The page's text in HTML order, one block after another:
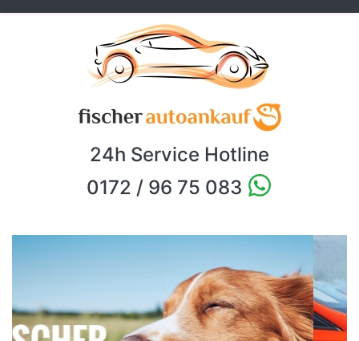
24h Service Hotline
0172 / 96 75 083